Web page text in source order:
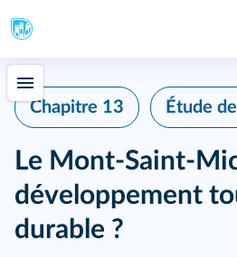
Chapitre 13 Étude
Le
développement
durable ?